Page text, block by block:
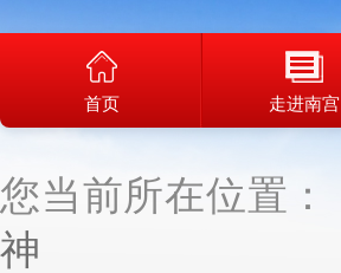
首页 走进南宫
您当前所在位置：
神